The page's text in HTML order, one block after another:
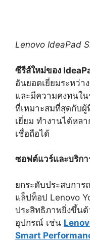
Lenovo IdeaPad
ซีรีส์ใหม่ของ
อันยอดเยี่ยมระหว่า
และมีความคงทนใ
ที่เหมาะสมที่สุดกับ
เยี่ยม ทำงานได้หล
เชื่อถือได้
ซอฟต์แวร์และบริกา
ยกระดับประสบกา
แล็ปท็อป Lenovo
ประสิทธิภาพยิ่งขึ้น
อุปกรณ์ เช่น
Smart